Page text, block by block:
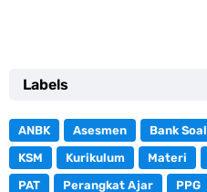
Labels
ANBK Asesmen Bank Soal
KSM
Kurikulum Materi
PAT
Perangkat Ajar PPG